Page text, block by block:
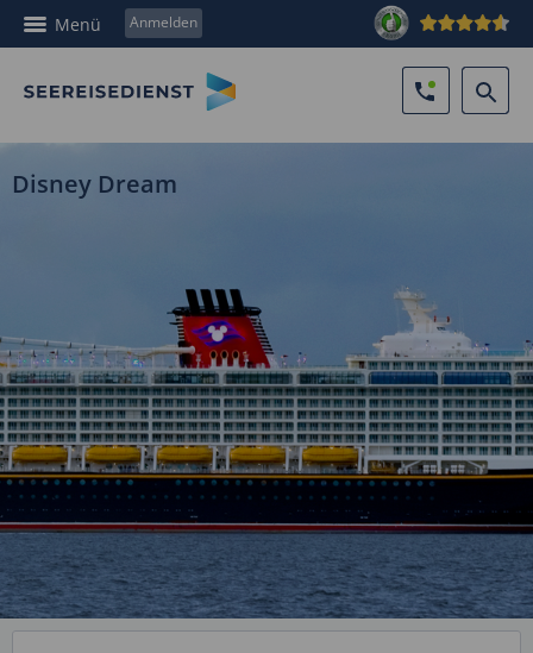
Menü Anmelden
Disney Dream